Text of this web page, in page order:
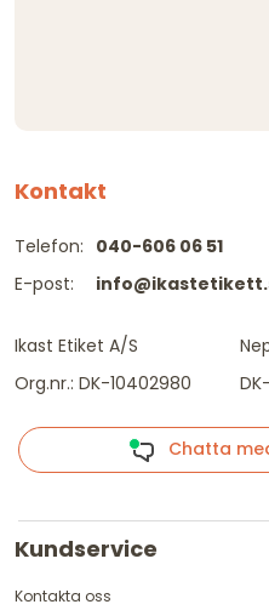
Kontakt
Telefon:
E-post:
040-606 06 51
Ikast Etiket A/S
Org.nr.: DK-10402980
Chatta
Kundservice
Kontakta oss